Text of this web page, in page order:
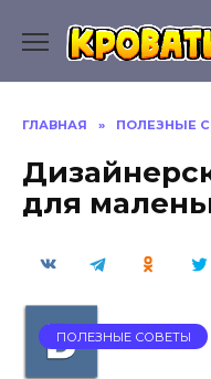
содержанию
ГЛАВНАЯ » ПОЛЕЗНЫЕ
для
ПОЛЕЗНЫЕ СОВЕТЫ